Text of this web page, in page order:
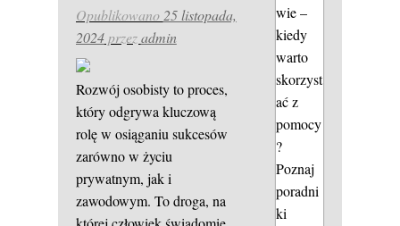
Opublikowano 25 listopada,
2024przezadmin
Rozwój osobisty to proces,
który odgrywa kluczową
rolę w osiąganiu sukcesów
zarówno w życiu
prywatnym, jak i
zawodowym. To droga, na
wie –
kiedy
warto
skorzyst
ać z
pomocy
?
Poznaj
poradni
ki